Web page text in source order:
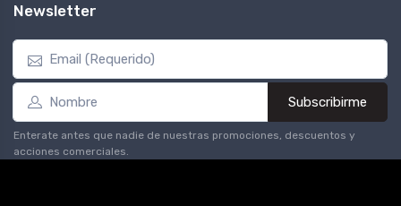
Newsletter
Subscribirme
Enterate antes que nadie de nuestras promociones, descuentos y
acciones comerciales.